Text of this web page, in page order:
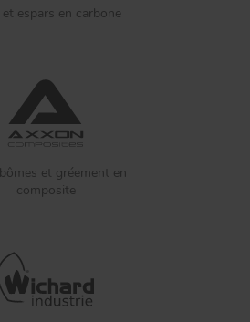
espars en carbone
et gréement en
composite